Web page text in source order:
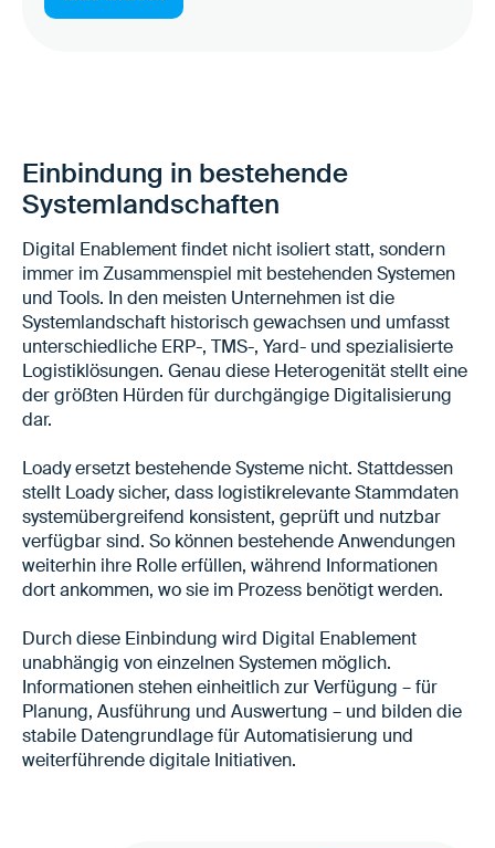
Einbindung in bestehende
Systemlandschaften
Digital Enablement findet nicht isoliert statt, sondern
immer im Zusammenspiel mit bestehenden Systemen
und Tools. In den meisten Unternehmen ist die
Systemlandschaft historisch gewachsen und umfasst
unterschiedliche ERP-, TMS-, Yard- und spezialisierte
Logistiklösungen. Genau diese Heterogenität stellt eine
der größten Hürden für durchgängige Digitalisierung
dar.
Loady ersetzt bestehende Systeme nicht. Stattdessen
stellt Loady sicher, dass logistikrelevante Stammdaten
systemübergreifend konsistent, geprüft und nutzbar
verfügbar sind. So können bestehende Anwendungen
weiterhin ihre Rolle erfüllen, während Informationen
dort ankommen, wo sie im Prozess benötigt werden.
Durch diese Einbindung wird Digital Enablement
unabhängig von einzelnen Systemen möglich.
Informationen stehen einheitlich zur Verfügung – für
Planung, Ausführung und Auswertung – und bilden die
stabile Datengrundlage für Automatisierung und
weiterführende digitale Initiativen.